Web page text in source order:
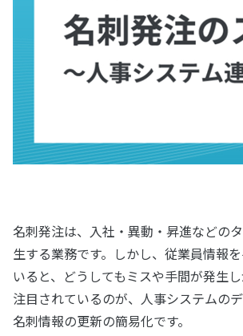
名刺発注は、入社・異動・昇進などの
生する業務です。しかし、従業員情報
いると、どうしてもミスや手間が発生
注目されているのが、人事システムのデ
名刺情報の更新の簡易化です。